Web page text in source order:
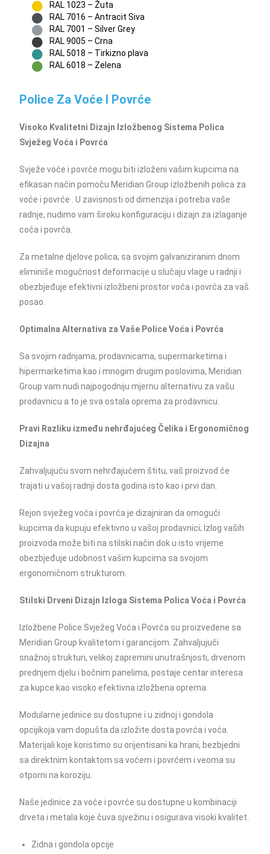
RAL 1023 – Žuta
RAL 7016 – Antracit Siva
RAL 7001 – Silver Grey
RAL 9005 – Crna
RAL 5018 – Tirkizno plava
RAL 6018 – Zelena
Police Za Voće I Povrće
Visoko Kvalitetni Dizajn Izložbenog Sistema Polica
Svježeg Voća i Povrća
Svježe voće i povrće mogu biti izloženi vašim kupcima na
efikasan način pomoču Meridian Group izložbenih polica za
voće i povrće . U zavisnosti od dimenzija i potreba vaše
radnje, nudimo vam široku konfiguraciju i dizajn za izlaganje
coća i povrća.
Za metalne djelove polica; sa svojim galvaniziranim dnom
eliminiše mogučnost deformacije u slučaju vlage u radnji i
obezbjeđuje efektivni izložbeni prostor voća i povrća za vaš
posao.
Optimalna Alternativa za Vaše Police Voća i Povrća
Sa svojim radnjama, prodavnicama, supermarketima i
hipermarketima kao i mnogim drugim poslovima, Meridian
Group vam nudi najpogodniju mjernu alternativu za vašu
prodavnicu a to je sva ostala oprema za prodavnicu.
Pravi Razliku između nehrđajućeg Čelika i Ergonomičnog
Dizajna
Zahvaljujuću svom nehrđajućem štitu, vaš proizvod će
trajati u vašoj radnji dosta godina isto kao i prvi dan.
Rejon svježeg voća i povrća je dizajniran da omogući
kupcima da kupuju efektivno u vašoj prodavnici; Izlog vaših
proizvoda može biti na stilski način dok u isto vrijeme
obezbjeđuje udobnost vašim kupcima sa svojom
ergonomičnom strukturom.
Stilski Drveni Dizajn Izloga Sistema Polica Voća i Povrća
Izložbene Police Svježeg Voća i Povrća su proizvedene sa
Meridian Group kvalitetom i garancijom. Zahvaljujuči
snažnoj strukturi, velikoj zapremini unutrašnjosti, drvenom
prednjem djelu i bočnim panelima, postaje centar interesa
za kupce kao visoko efektivna izložbena oprema.
Modularne jedinice su dostupne i u zidnoj i gondola
opcijikoja vam dopušta da izložite dosta povrća i voća.
Materijali koje koristimo su orijentisani ka hrani, bezbjedni
sa direktnim kontaktom sa voćem i povrćem i veoma su
otporni na koroziju.
Naše jedinice za voće i povrće su dostupne u kombinaciji
drveta i metala koje čuva sjvežinu i osigurava visoki kvalitet.
Zidna i gondola opcije